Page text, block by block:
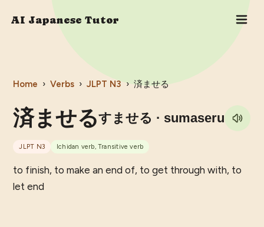
AI Japanese Tutor
Home › Verbs › JLPT N3 › 済ませる
済ませるすませる · sumaseru
JLPT N3 Ichidan verb, Transitive verb
to finish, to make an end of, to get through with, to
let end